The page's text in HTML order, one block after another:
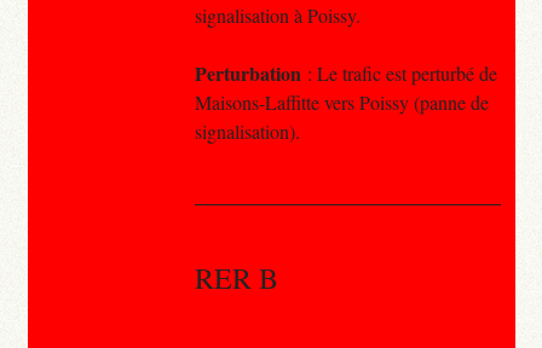
signalisation à Poissy.
Perturbation : Le trafic est perturbé de
Maisons-Laffitte vers Poissy (panne de
signalisation).
RER B